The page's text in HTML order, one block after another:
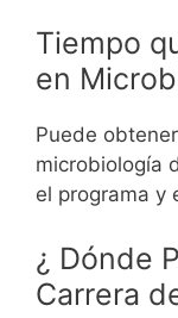
Tiempo
en
Puede
microbiología
el programa y
¿ Dónde
Carrera